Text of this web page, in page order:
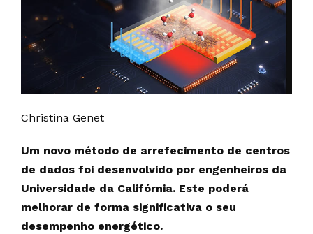
Christina Genet
Um novo método de arrefecimento de centros
de dados foi desenvolvido por engenheiros da
Universidade da Califórnia. Este poderá
melhorar de forma significativa o seu
desempenho energético.